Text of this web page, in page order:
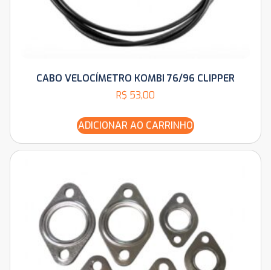
CABO VELOCÍMETRO KOMBI 76/96 CLIPPER
R$ 53,00
ADICIONAR AO CARRINHO